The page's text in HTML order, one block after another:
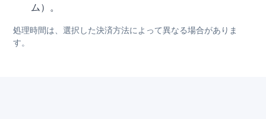
ム）。
処理時間は、選択した決済方法によって異なる場合がありま
す。